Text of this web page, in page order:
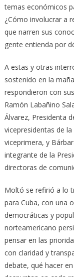
temas económicos
¿Cómo involucrar a
que narren sus
gente entienda por
A estas y otras
sostenido en la
respondieron con
Ramón Labañino
Álvarez, Presidenta
vicepresidentas de
viceprimera, y
integrante de la
directoras de
Moltó se refirió a lo
para Cuba, con una
democráticas y
norteamericano
pensar en las
con claridad y
debate, qué hacer